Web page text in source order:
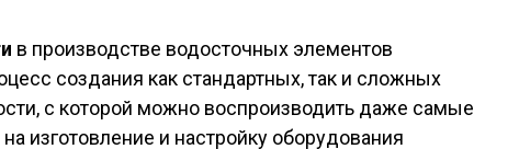
в производстве водосточных элементов
создания как стандартных, так и сложных
с которой можно воспроизводить даже самые
изготовление и настройку оборудования